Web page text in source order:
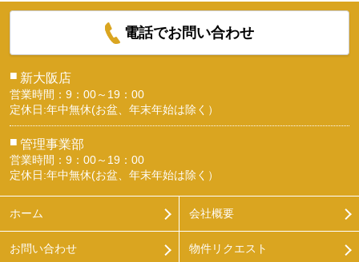
電話でお問い合わせ
■ 新大阪店
営業時間：9：00～19：00
定休日:年中無休(お盆、年末年始は除く）
■ 管理事業部
営業時間：9：00～19：00
定休日:年中無休(お盆、年末年始は除く）
ホーム 会社概要
お問い合わせ 物件リクエスト